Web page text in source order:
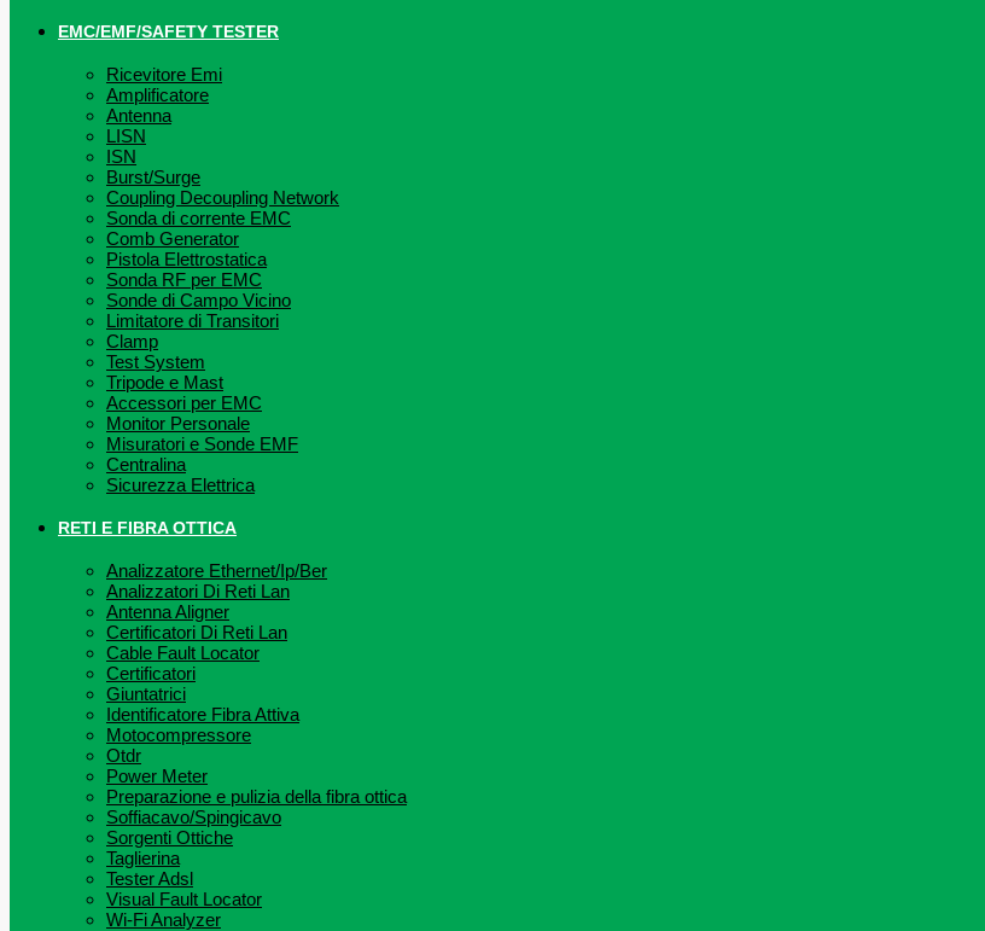
EMC/EMF/SAFETY TESTER
Ricevitore Emi
Amplificatore
Antenna
LISN
ISN
Burst/Surge
Coupling Decoupling Network
Sonda di corrente EMC
Comb Generator
Pistola Elettrostatica
Sonda RF per EMC
Sonde di Campo Vicino
Limitatore di Transitori
Clamp
Test System
Tripode e Mast
Accessori per EMC
Monitor Personale
Misuratori e Sonde EMF
Centralina
Sicurezza Elettrica
RETI E FIBRA OTTICA
Analizzatore Ethernet/Ip/Ber
Analizzatori Di Reti Lan
Antenna Aligner
Certificatori Di Reti Lan
Cable Fault Locator
Certificatori
Giuntatrici
Identificatore Fibra Attiva
Motocompressore
Otdr
Power Meter
Preparazione e pulizia della fibra ottica
Soffiacavo/Spingicavo
Sorgenti Ottiche
Taglierina
Tester Adsl
Visual Fault Locator
Wi-Fi Analyzer